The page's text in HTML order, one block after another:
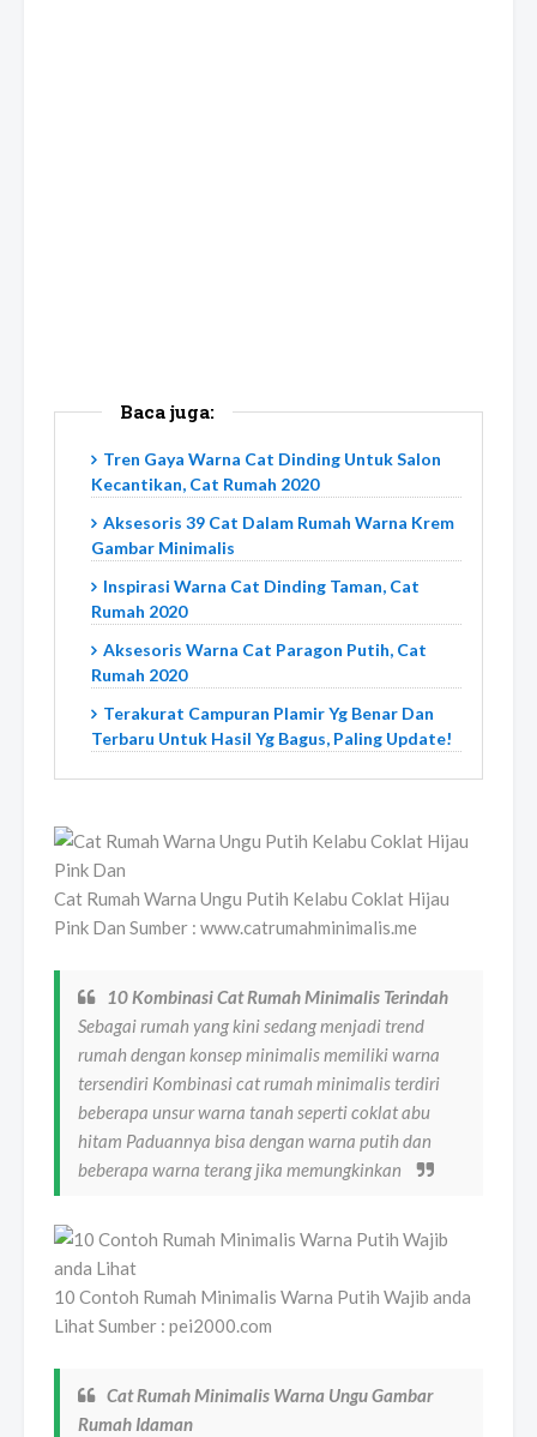
Baca juga:
Tren Gaya Warna Cat Dinding Untuk Salon
Kecantikan, Cat Rumah 2020
Aksesoris 39 Cat Dalam Rumah Warna Krem
Gambar Minimalis
Inspirasi Warna Cat Dinding Taman, Cat
Rumah 2020
Aksesoris Warna Cat Paragon Putih, Cat
Rumah 2020
Terakurat Campuran Plamir Yg Benar Dan
Terbaru Untuk Hasil Yg Bagus, Paling Update!
Cat Rumah Warna Ungu Putih Kelabu Coklat Hijau
Pink Dan Sumber : www.catrumahminimalis.me
10 Kombinasi Cat Rumah Minimalis Terindah
Sebagai rumah yang kini sedang menjadi trend
rumah dengan konsep minimalis memiliki warna
tersendiri Kombinasi cat rumah minimalis terdiri
beberapa unsur warna tanah seperti coklat abu
hitam Paduannya bisa dengan warna putih dan
beberapa warna terang jika memungkinkan
10 Contoh Rumah Minimalis Warna Putih Wajib anda
Lihat Sumber : pei2000.com
Cat Rumah Minimalis Warna Ungu Gambar
Rumah Idaman